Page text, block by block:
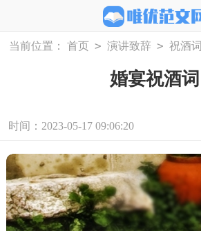
当前位置： 首页 > 演讲致辞 > 祝酒词
婚宴祝酒词
时间：2023-05-17 09:06:20